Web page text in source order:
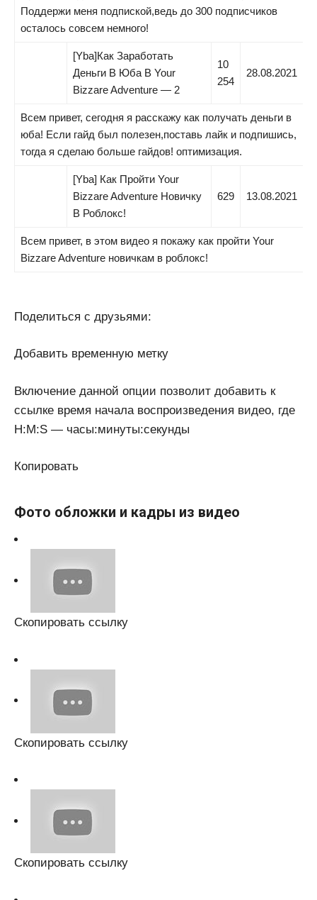
Поддержи меня подпиской,ведь до 300 подписчиков
осталось совсем немного!
[Yba]Как Заработать
Деньги В Юба В Your
Bizzare Adventure — 2
10
254
28.08.2021
Всем привет, сегодня я расскажу как получать деньги в
юба! Если гайд был полезен,поставь лайк и подпишись,
тогда я сделаю больше гайдов! оптимизация.
[Yba] Как Пройти Your
Bizzare Adventure Новичку
В Роблокс!
629 13.08.2021
Всем привет, в этом видео я покажу как пройти Your
Bizzare Adventure новичкам в роблокс!
Поделиться с друзьями:
Добавить временную метку
Включение данной опции позволит добавить к
ссылке время начала воспроизведения видео, где
H:M:S — часы:минуты:секунды
Копировать
Фото обложки и кадры из видео
Скопировать ссылку
Скопировать ссылку
Скопировать ссылку